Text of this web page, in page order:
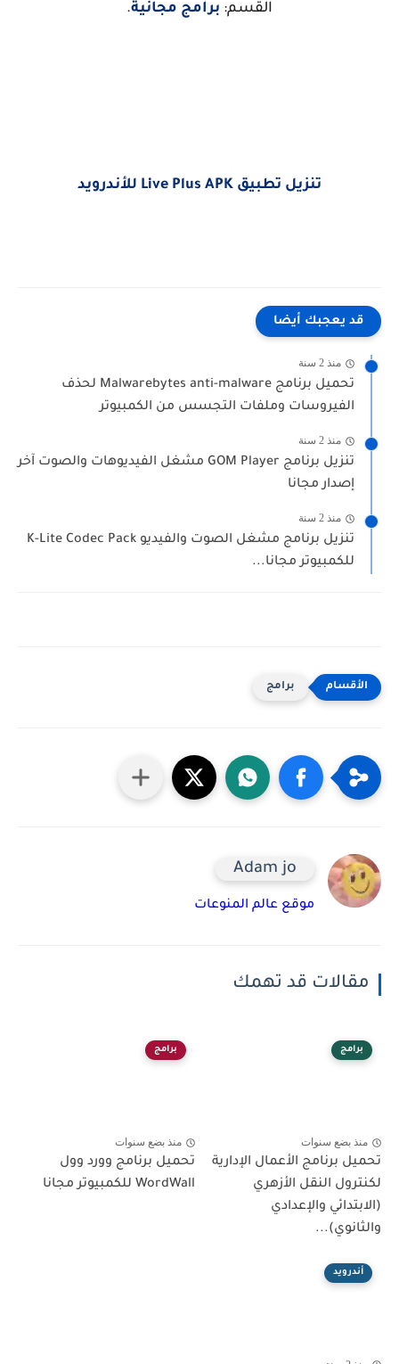
القسم: برامج مجانية.
تنزيل تطبيق Live Plus APK للأندرويد
قد يعجبك أيضا
منذ 2 سنة
تحميل برنامج Malwarebytes anti-malware لحذف
الفيروسات وملفات التجسس من الكمبيوتر
منذ 2 سنة
تنزيل برنامج GOM Player مشغل الفيديوهات والصوت آخر
إصدار مجانا
منذ 2 سنة
تنزيل برنامج مشغل الصوت والفيديو K-Lite Codec Pack
للكمبيوتر مجانا...
برامج
Adam jo
موقع عالم المنوعات
مقالات قد تهمك
برامج
منذ بضع سنوات
تحميل برنامج الأعمال الإدارية
لكنترول النقل الأزهري
(الابتدائي والإعدادي
والثانوي)...
برامج
منذ بضع سنوات
تحميل برنامج وورد وول
WordWall للكمبيوتر مجانا
أندرويد